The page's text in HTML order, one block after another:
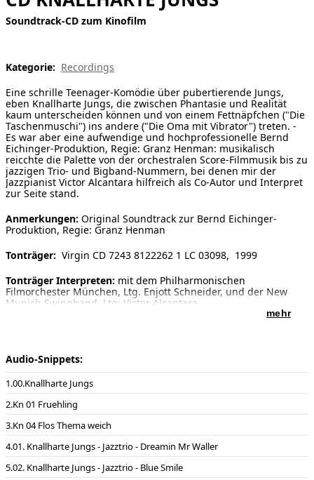
Audio-Snippets:
00.Knallharte Jungs
Kn 01 Fruehling
Kn 04 Flos Thema weich
01. Knallharte Jungs - Jazztrio - Dreamin Mr Waller
02. Knallharte Jungs - Jazztrio - Blue Smile
Soundtrack-CD zum Kinofilm
Kategorie: Recordings
Eine schrille Teenager-Komödie über pubertierende Jungs,
eben Knallharte Jungs, die zwischen Phantasie und Realität
kaum unterscheiden können und von einem Fettnäpfchen ("Die
Taschenmuschi") ins andere ("Die Oma mit Vibrator") treten. -
Es war aber eine aufwendige und hochprofessionelle Bernd
Eichinger-Produktion, Regie: Granz Henman: musikalisch
reicchte die Palette von der orchestralen Score-Filmmusik bis zu
jazzigen Trio- und Bigband-Nummern, bei denen mir der
Jazzpianist Victor Alcantara hilfreich als Co-Autor und Interpret
zur Seite stand.
Anmerkungen: Original Soundtrack zur Bernd Eichinger-
Produktion, Regie: Granz Henman
Tonträger: Virgin CD 7243 8122262 1 LC 03098, 1999
Tonträger Interpreten: mit dem Philharmonischen
Filmorchester München, Ltg. Enjott Schneider, und der New
Munich Swingband, Ltg: Victor Alcantara
mehr